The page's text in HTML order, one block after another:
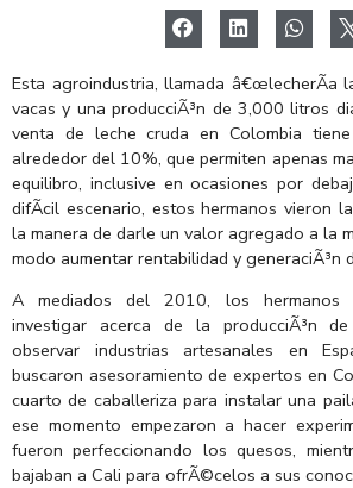
Esta agroindustria, llamada â€œlecherÃ­a
vacas y una producciÃ³n de 3,000 litros
venta de leche cruda en Colombia tiene
alrededor del 10%, que permiten apenas
equilibro, inclusive en ocasiones por
difÃ­cil escenario, estos hermanos vieron
la manera de darle un valor agregado a la
modo aumentar rentabilidad y generaciÃ³n
A mediados del 2010, los hermanos
investigar acerca de la producciÃ³n
observar industrias artesanales en
buscaron asesoramiento de expertos en
cuarto de caballeriza para instalar una
ese momento empezaron a hacer
fueron perfeccionando los quesos,
bajaban a Cali para ofrÃ©celos a sus